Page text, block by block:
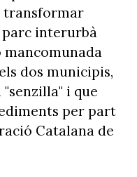
transformar
parc interurbà
dos municipis,
i que
per part
Catalana de